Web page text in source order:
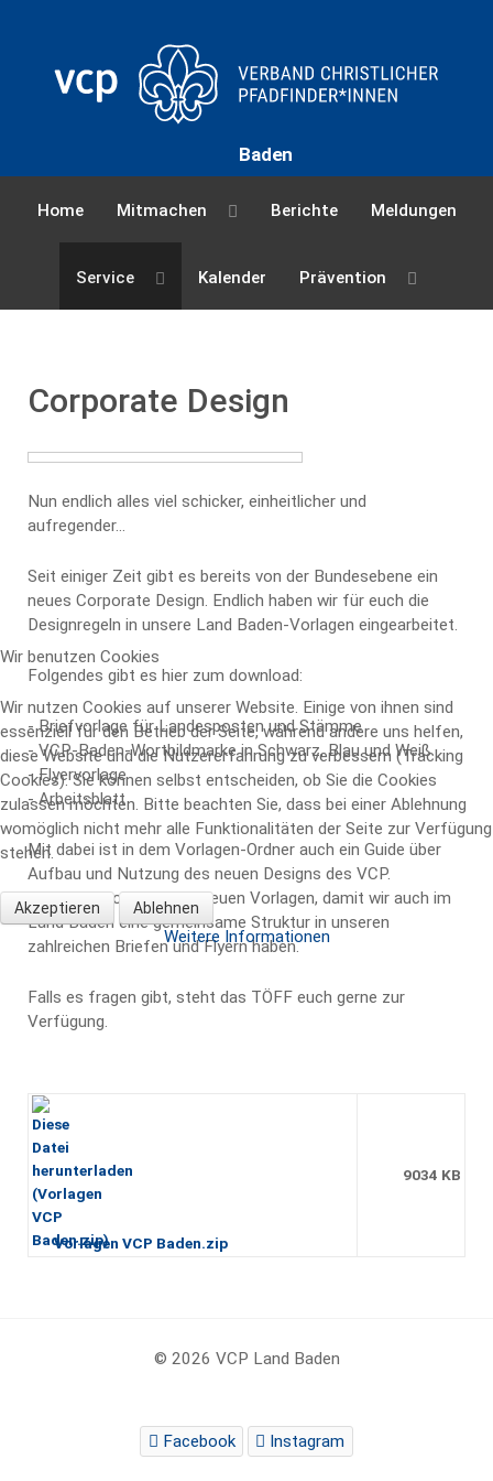
Baden
Home Mitmachen Berichte Meldungen
Service Kalender Prävention
Corporate Design
Nun endlich alles viel schicker, einheitlicher und
aufregender...
Seit einiger Zeit gibt es bereits von der Bundesebene ein
neues Corporate Design. Endlich haben wir für euch die
Designregeln in unsere Land Baden-Vorlagen eingearbeitet.
Folgendes gibt es hier zum download:
- Briefvorlage für Landesposten und Stämme
- VCP-Baden-Wortbildmarke in Schwarz, Blau und Weiß
- Flyervorlage
- Arbeitsblatt
Mit dabei ist in dem Vorlagen-Ordner auch ein Guide über
Aufbau und Nutzung des neuen Designs des VCP.
Benutzt also fleißig die neuen Vorlagen, damit wir auch im
Land Baden eine gemeinsame Struktur in unseren
zahlreichen Briefen und Flyern haben.
Falls es fragen gibt, steht das TÖFF euch gerne zur
Verfügung.
Vorlagen VCP Baden.zip
9034 KB
© 2026 VCP Land Baden
Facebook Instagram
Wir benutzen Cookies
Wir nutzen Cookies auf unserer Website. Einige von ihnen sind
essenziell für den Betrieb der Seite, während andere uns helfen,
diese Website und die Nutzererfahrung zu verbessern (Tracking
Cookies). Sie können selbst entscheiden, ob Sie die Cookies
zulassen möchten. Bitte beachten Sie, dass bei einer Ablehnung
womöglich nicht mehr alle Funktionalitäten der Seite zur Verfügung
stehen.
Akzeptieren Ablehnen
Weitere Informationen